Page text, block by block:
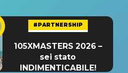
#PARTNERSHIP
105XMASTERS 2026 –
sei stato
INDIMENTICABILE!